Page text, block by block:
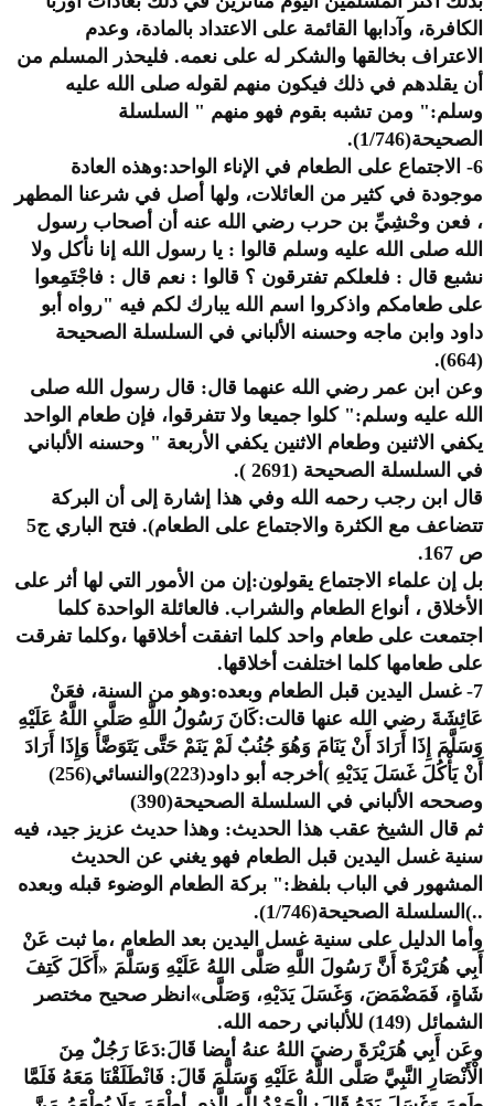
الكافرة، وآدابها القائمة على الاعتداد بالمادة، وعدم
الاعتراف بخالقها والشكر له على نعمه. فليحذر المسلم من
أن يقلدهم في ذلك فيكون منهم لقوله صلى الله عليه
وسلم:" ومن تشبه بقوم فهو منهم " السلسلة
الصحيحة(1/746).
6- الاجتماع على الطعام في الإناء الواحد:وهذه العادة
موجودة في كثير من العائلات، ولها أصل في شرعنا المطهر
، فعن وحْشِيِّ بن حرب رضي الله عنه أن أصحاب رسول
الله صلى الله عليه وسلم قالوا : يا رسول الله إنا نأكل ولا
نشبع قال : فلعلكم تفترقون ؟ قالوا : نعم قال : فاجْتَمِعوا
على طعامكم واذكروا اسم الله يبارك لكم فيه "رواه أبو
داود وابن ماجه وحسنه الألباني في السلسلة الصحيحة
(664).
وعن ابن عمر رضي الله عنهما قال: قال رسول الله صلى
الله عليه وسلم:" كلوا جميعا ولا تتفرقوا، فإن طعام الواحد
يكفي الاثنين وطعام الاثنين يكفي الأربعة " وحسنه الألباني
في السلسلة الصحيحة (2691 ).
قال ابن رجب رحمه الله وفي هذا إشارة إلى أن البركة
تتضاعف مع الكثرة والاجتماع على الطعام). فتح الباري ج5
ص 167.
بل إن علماء الاجتماع يقولون:إن من الأمور التي لها أثر على
الأخلاق ، أنواع الطعام والشراب. فالعائلة الواحدة كلما
اجتمعت على طعام واحد كلما اتفقت أخلاقها ،وكلما تفرقت
على طعامها كلما اختلفت أخلاقها.
7- غسل اليدين قبل الطعام وبعده:وهو من السنة، فعَنْ
عَائِشَةَ رضي الله عنها قالت:كَانَ رَسُولُ اللَّهِ صَلَّى اللَّهُ عَلَيْهِ
وَسَلَّمَ إِذَا أَرَادَ أَنْ يَنَامَ وَهُوَ جُنُبٌ لَمْ يَنَمْ حَتَّى يَتَوَضَّأَ وَإِذَا أَرَادَ
أَنْ يَأْكُلَ غَسَلَ يَدَيْهِ )أخرجه أبو داود(223)والنسائي(256)
وصححه الألباني في السلسلة الصحيحة(390)
ثم قال الشيخ عقب هذا الحديث: وهذا حديث عزيز جيد، فيه
سنية غسل اليدين قبل الطعام فهو يغني عن الحديث
المشهور في الباب بلفظ:" بركة الطعام الوضوء قبله وبعده
..)السلسلة الصحيحة(1/746).
وأما الدليل على سنية غسل اليدين بعد الطعام ،ما ثبت عَنْ
أَبِي هُرَيْرَةَ أَنَّ رَسُولَ اللَّهِ صَلَّى اللهُ عَلَيْهِ وَسَلَّمَ «أَكَلَ كَتِفَ
شَاةٍ، فَمَضْمَضَ، وَغَسَلَ يَدَيْهِ، وَصَلَّى»انظر صحيح مختصر
الشمائل (149) للألباني رحمه الله.
وعَن أَبِي هُرَيْرَةَ رضيَ اللهُ عنهُ أيضا قَالَ:دَعَا رَجُلٌ مِنَ
الْأَنْصَارِ النَّبِيَّ صَلَّى اللَّهُ عَلَيْهِ وَسَلَّمَ قَالَ: فَانْطَلَقْنَا مَعَهُ فَلَمَّا